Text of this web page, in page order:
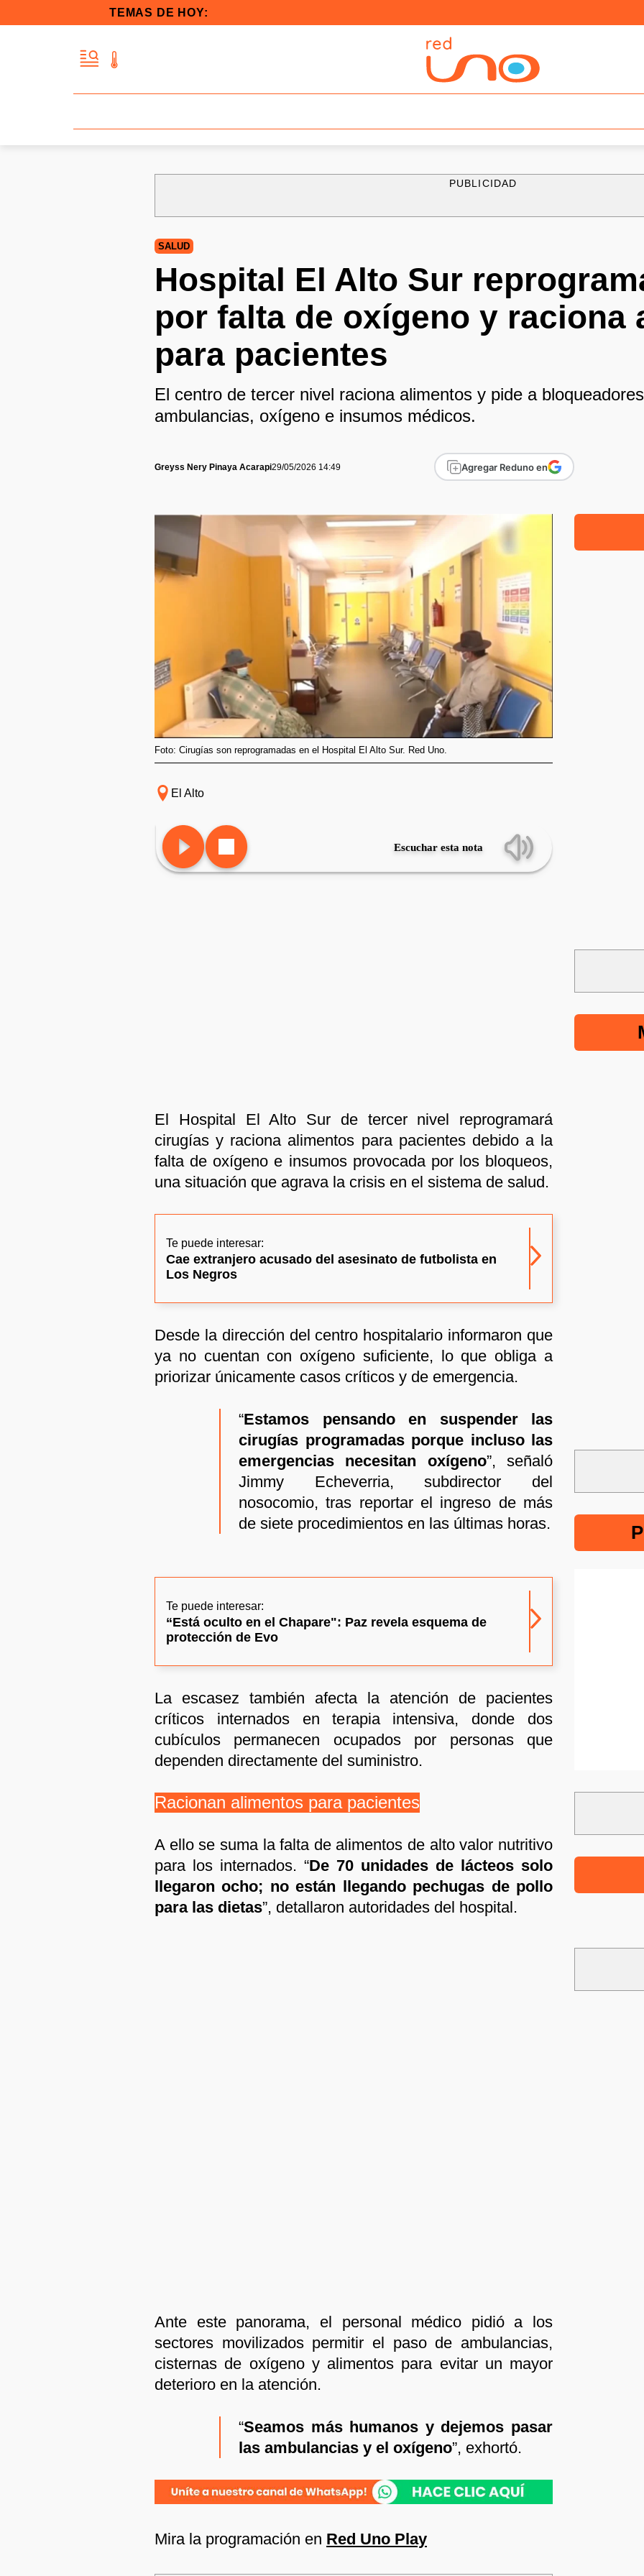
TEMAS DE HOY:
PUBLICIDAD
SALUD
Hospital El Alto Sur
por falta de oxígeno y raciona
para pacientes
El centro de tercer nivel raciona alimentos y pide a
ambulancias, oxígeno e insumos médicos.
Greyss Nery Pinaya Acarapi29/05/2026 14:49 Agregar Reduno en
Foto: Cirugías son reprogramadas en el Hospital El Alto Sur. Red Uno.
El Alto
Escuchar esta nota
El Hospital El Alto Sur de tercer nivel reprogramará
cirugías y raciona alimentos para pacientes debido a la
falta de oxígeno e insumos provocada por los bloqueos,
una situación que agrava la crisis en el sistema de salud.
Te puede interesar:
Cae extranjero acusado del asesinato de futbolista en
Los Negros
Desde la dirección del centro hospitalario informaron que
ya no cuentan con oxígeno suficiente, lo que obliga a
priorizar únicamente casos críticos y de emergencia.
“Estamos pensando en suspender las
cirugías programadas porque incluso las
emergencias necesitan oxígeno”, señaló
Jimmy Echeverria, subdirector del
nosocomio, tras reportar el ingreso de más
de siete procedimientos en las últimas horas.
Te puede interesar:
“Está oculto en el Chapare": Paz revela esquema de
protección de Evo
La escasez también afecta la atención de pacientes
críticos internados en terapia intensiva, donde dos
cubículos permanecen ocupados por personas que
dependen directamente del suministro.
Racionan alimentos para pacientes
A ello se suma la falta de alimentos de alto valor nutritivo
para los internados. “De 70 unidades de lácteos solo
llegaron ocho; no están llegando pechugas de pollo
para las dietas”, detallaron autoridades del hospital.
Ante este panorama, el personal médico pidió a los
sectores movilizados permitir el paso de ambulancias,
cisternas de oxígeno y alimentos para evitar un mayor
deterioro en la atención.
“Seamos más humanos y dejemos pasar
las ambulancias y el oxígeno”, exhortó.
Mira la programación en Red Uno Play